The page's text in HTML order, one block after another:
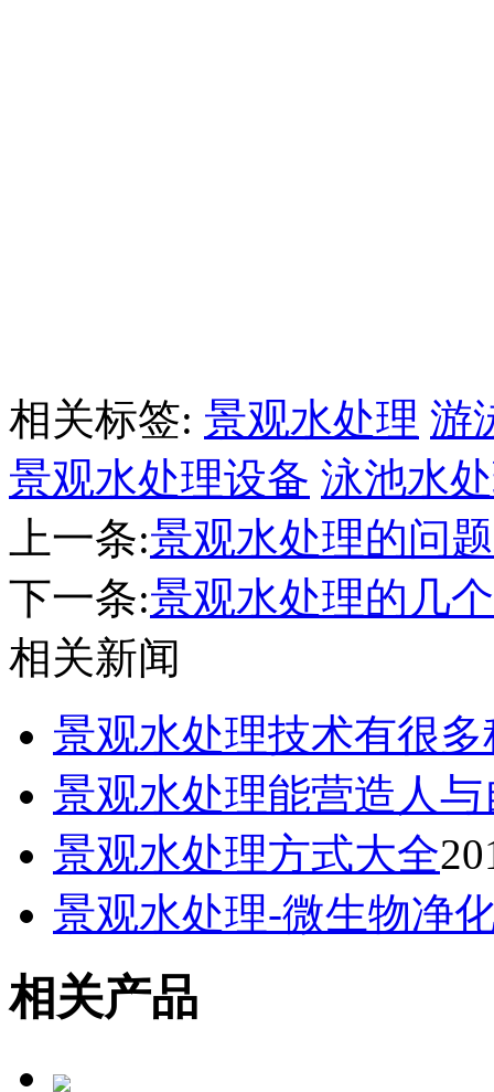
相关标签: 景观水处理 游
景观水处理设备 泳池水
上一条:景观水处理的问
下一条:景观水处理的几
相关新闻
景观水处理技术有很多
景观水处理​能营造人
景观水处理方式大全
景观水处理-微生物净
相关产品